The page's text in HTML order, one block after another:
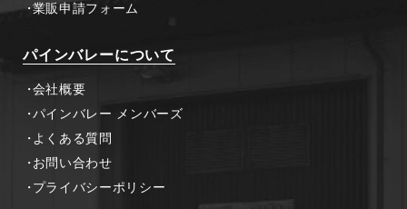
業販申請フォーム
パインバレーについて
会社概要
パインバレー メンバーズ
よくある質問
お問い合わせ
プライバシーポリシー